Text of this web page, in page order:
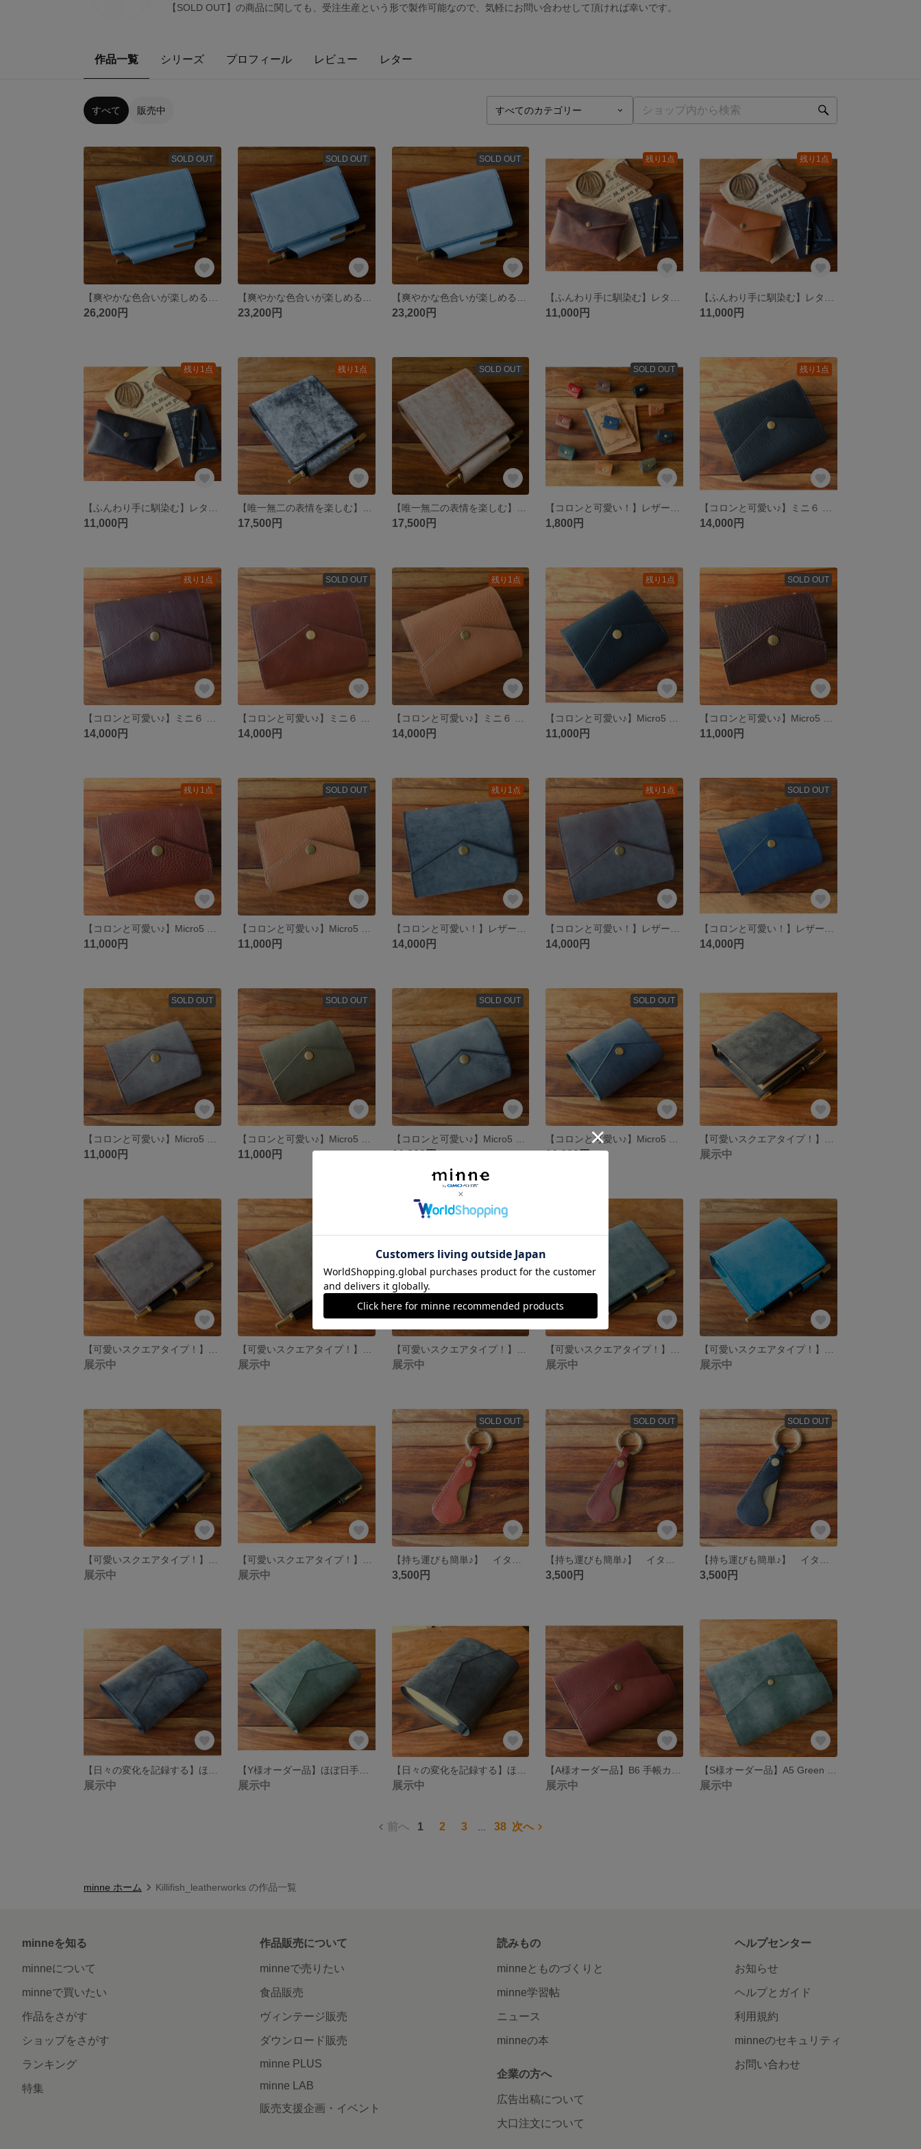
【SOLD OUT】の商品に関しても、受注生産という形で製作可能なので、気軽にお問い合わせして頂ければ幸いです。
作品一覧 シリーズ プロフィール レビュー レター
すべて 販売中
SOLD OUT
26,200円
SOLD OUT
23,200円
SOLD OUT
23,200円
残り1点
11,000円
残り1点
11,000円
残り1点
11,000円
残り1点
17,500円
SOLD OUT
17,500円
SOLD OUT
1,800円
残り1点
14,000円
残り1点
14,000円
SOLD OUT
14,000円
残り1点
14,000円
残り1点
11,000円
SOLD OUT
11,000円
残り1点
11,000円
SOLD OUT
11,000円
残り1点
14,000円
残り1点
14,000円
SOLD OUT
14,000円
SOLD OUT
11,000円
SOLD OUT
11,000円
SOLD OUT
11,000円
SOLD OUT
11,000円 展示中
展示中 展示中 展示中 展示中 展示中
展示中 展示中
SOLD OUT
3,500円
SOLD OUT
3,500円
SOLD OUT
3,500円
展示中 展示中 展示中 展示中 展示中
前へ 1 2 3 38 次へ
minne ホーム Killifish_leatherworks の作品一覧
minneを知る
minneについて
minneで買いたい
作品をさがす
ショップをさがす
ランキング
特集
作品販売について
minneで売りたい
食品販売
ヴィンテージ販売
ダウンロード販売
minne PLUS
minne LAB
販売支援企画・イベント
読みもの
minneとものづくりと
minne学習帖
ニュース
minneの本
企業の方へ
広告出稿について
大口注文について
ヘルプセンター
お知らせ
ヘルプとガイド
利用規約
minneのセキュリティ
お問い合わせ